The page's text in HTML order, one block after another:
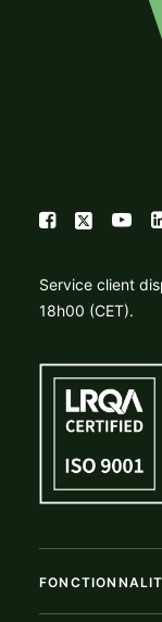
Service client
18h00 (CET).